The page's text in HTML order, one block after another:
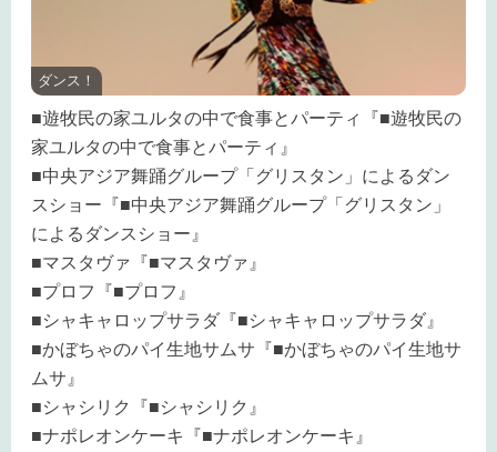
ダンス！
■遊牧民の家ユルタの中で食事とパーティ『■遊牧民の
家ユルタの中で食事とパーティ』
■中央アジア舞踊グループ「グリスタン」によるダン
スショー『■中央アジア舞踊グループ「グリスタン」
によるダンスショー』
■マスタヴァ『■マスタヴァ』
■プロフ『■プロフ』
■シャキャロップサラダ『■シャキャロップサラダ』
■かぼちゃのパイ生地サムサ『■かぼちゃのパイ生地サ
ムサ』
■シャシリク『■シャシリク』
■ナポレオンケーキ『■ナポレオンケーキ』